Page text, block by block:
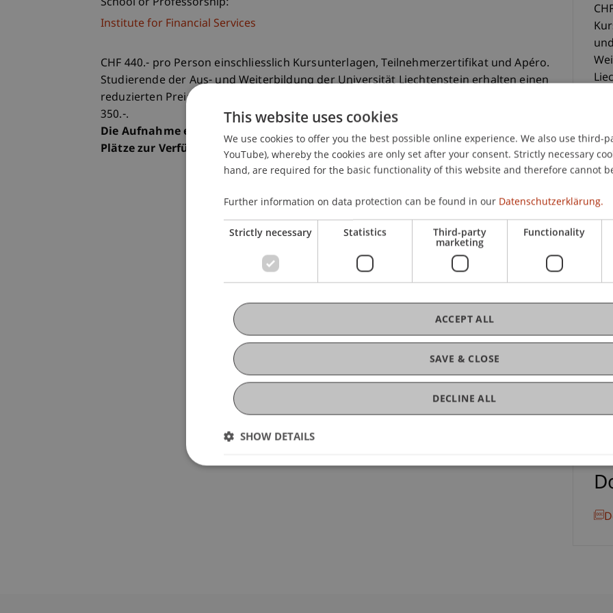
School or Professorship:
Institute for Financial Services
CHF 440.- pro Person einschliesslich Kursunterlagen, Teilnehmerzertifikat und Apéro.
Studierende der Aus- und Weiterbildung der Universität Liechtenstein erhalten einen
reduzierten Preis von 220.- CHF, Mitglieder der CFA Society Liechtenstein bezahlen CHF
350.-.
Die Aufnahme erfolgt in der Reihenfolge der Anmeldung. Es stehen maximal 15
Plätze zur Verfügung.
This website uses cookies
We use cookies to offer you the best possible online experience. We also use third-
YouTube), whereby the cookies are only set after your consent. Strictly necessary
hand, are required for the basic functionality of this website and therefore cannot
Further information on data protection can be found in our Datenschutzerklärung.
Strictly necessary Statistics Third-party
marketing
Functionality
SAVE & CLOSE
ACCEPT ALL
DECLINE ALL
SHOW DETAILS